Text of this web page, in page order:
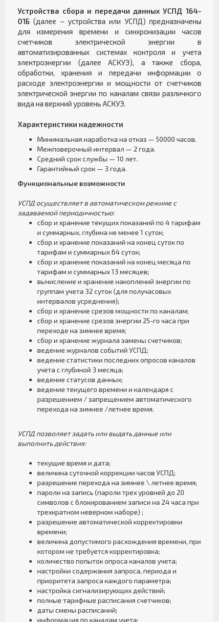
Устройства сбора и передачи данных УСПД 164-
01Б (далее – устройства или УСПД) предназначены
для измерения времени и синхронизации часов
счетчиков электрической энергии в
автоматизированных системах контроля и учета
электроэнергии (далее АСКУЭ), а также сбора,
обработки, хранения и передачи информации о
расходе электроэнергии и мощности от счетчиков
электрической энергии по каналам связи различного
вида на верхний уровень АСКУЭ.
Характеристики надежности
Минимальная наработка на отказ — 50000 часов.
Межповерочный интервал — 2 года.
Средний срок службы — 10 лет.
Гарантийный срок — 3 года.
Функциональные возможности
УСПД осуществляет в автоматическом режиме с
задаваемой периодичностью:
сбор и хранение текущих показаний по 4 тарифам
и суммарных, глубина не менее 1 суток;
сбор и хранение показаний на конец суток по
тарифам и суммарных 64 суток;
сбор и хранение показаний на конец месяца по
тарифам и суммарных 13 месяцев;
вычисление и хранение накоплений энергии по
группам учета 32 суток (для получасовых
интервалов усреднения);
сбор и хранение срезов мощности по каналам;
сбор и хранение срезов энергии 25-го часа при
переходе на зимнее время;
сбор и хранение журнала замены счетчиков;
ведение журналов событий УСПД;
ведение статистики последних опросов каналов
учета с глубиной 3 месяца;
ведение статусов данных;
ведение текущего времени и календаря с
разрешением / запрещением автоматического
перехода на зимнее /летнее время.
УСПД позволяет задать или выдать данные или
выполнить действия:
текущие время и дата;
величина суточной коррекции часов УСПД;
разрешение перехода на зимнее \ летнее время;
пароли на запись (пароли трех уровней до 20
символов с блокированием записи на 24 часа при
трехкратном неверном наборе) ;
разрешение автоматической корректировки
времени;
величина допустимого расхождения времени, при
котором не требуется корректировка;
количество попыток опроса каналов учета;
настройки содержания запроса, периода и
приоритета запроса каждого параметра;
настройка сигнализирующих действий;
полные тарифные расписания счетчиков;
даты смены расписаний;
информация по каналам учета;